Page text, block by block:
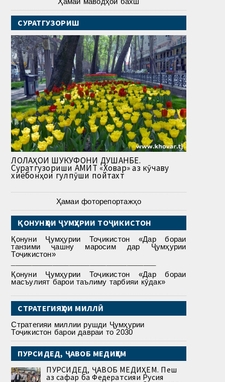
СУРАТГУЗОРИШ
ЛОЛАҲОИ ШУКУФОНИ ДУШАНБЕ.
Суратгузориши АМИТ «Ховар» аз кӯчаву
хиёбонҳои гулпӯши пойтахт
Ҳамаи фоторепортажҳо
ҚОНУНҲОИ ҶУМҲУРИИ ТОҶИКИСТОН
Қонуни Ҷумҳурии Тоҷикистон «Дар бораи
танзими ҷашну маросим дар Ҷумҳурии
Тоҷикистон»
Қонуни Ҷумҳурии Тоҷикистон «Дар бораи
масъулият барои таълиму тарбияи кӯдак»
СТРАТЕГИЯҲОИ МИЛЛӢ
Стратегияи миллии рушди Ҷумҳурии
Тоҷикистон барои давраи то 2030
ПУРСИДЕД, ҶАВОБ МЕДИҲЕМ
ПУРСИДЕД, ҶАВОБ МЕДИҲЕМ. Пеш
аз сафар ба Федератсияи Русия